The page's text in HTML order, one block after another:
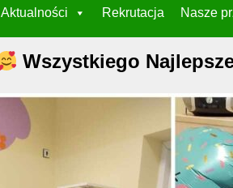
Aktualności Rekrutacja Nasze
Wszystkiego